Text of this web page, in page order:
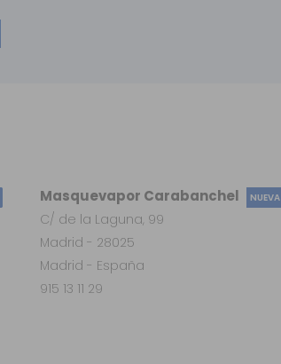
Masquevapor Carabanchel NUEVA
C/ de la Laguna, 99
Madrid - 28025
Madrid - España
915 13 11 29